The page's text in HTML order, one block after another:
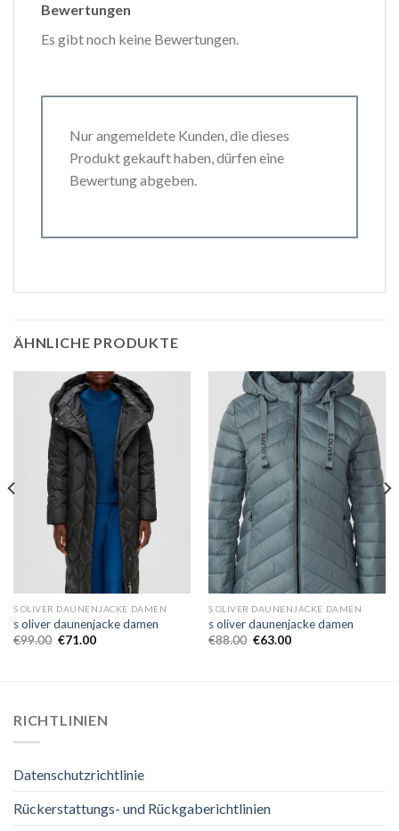
Bewertungen
Es gibt noch keine Bewertungen.
Nur angemeldete Kunden, die dieses
Produkt gekauft haben, dürfen eine
Bewertung abgeben.
ÄHNLICHE PRODUKTE
S OLIVER DAUNENJACKE DAMEN
s oliver daunenjacke damen
€99.00 €71.00
S OLIVER DAUNENJACKE DAMEN
s oliver daunenjacke damen
€88.00 €63.00
RICHTLINIEN
Datenschutzrichtlinie
Rückerstattungs- und Rückgaberichtlinien